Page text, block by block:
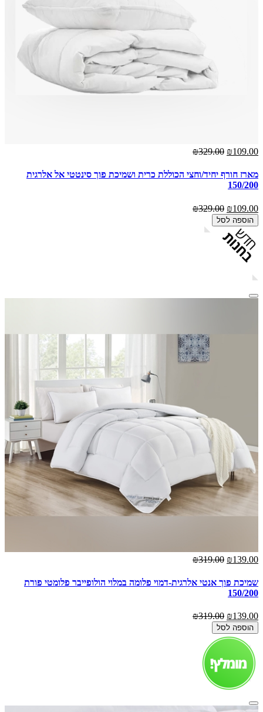
₪109.00
₪329.00
מארז חורף יחיד/וחצי הכוללת כרית ושמיכת פוך סינטטי אל אלרגית
150/200
₪109.00
₪329.00
הוספה לסל
₪139.00
₪319.00
שמיכת פוך אנטי אלרגית-דמוי פלומה במלוי הולופייבר פלומטי פורת
150/200
₪139.00
₪319.00
הוספה לסל